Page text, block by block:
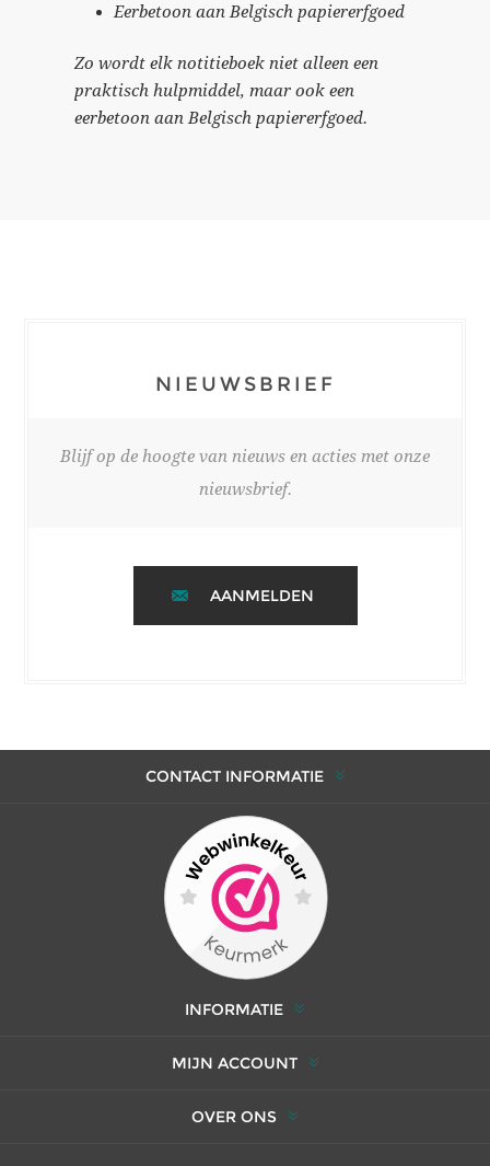
Eerbetoon aan Belgisch papiererfgoed
Zo wordt elk notitieboek niet alleen een
praktisch hulpmiddel, maar ook een
eerbetoon aan Belgisch papiererfgoed.
NIEUWSBRIEF
Blijf op de hoogte van nieuws en acties met onze
nieuwsbrief.
AANMELDEN
CONTACT INFORMATIE
INFORMATIE
MIJN ACCOUNT
OVER ONS